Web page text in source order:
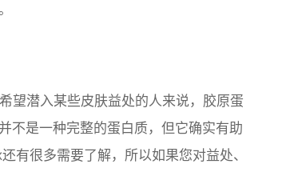
望潜入某些皮肤益处的人来说，胶原蛋
不是一种完整的蛋白质，但它确实有助
有很多需要了解，所以如果您对益处、